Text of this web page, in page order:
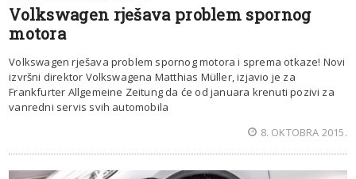
Volkswagen rješava problem spornog
motora
Volkswagen rješava problem spornog motora i sprema otkaze! Novi
izvršni direktor Volkswagena Matthias Müller, izjavio je za
Frankfurter Allgemeine Zeitung da će od januara krenuti pozivi za
vanredni servis svih automobila
8. OKTOBRA 2015.